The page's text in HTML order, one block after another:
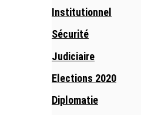
Institutionnel
Sécurité
Judiciaire
Elections 2020
Diplomatie